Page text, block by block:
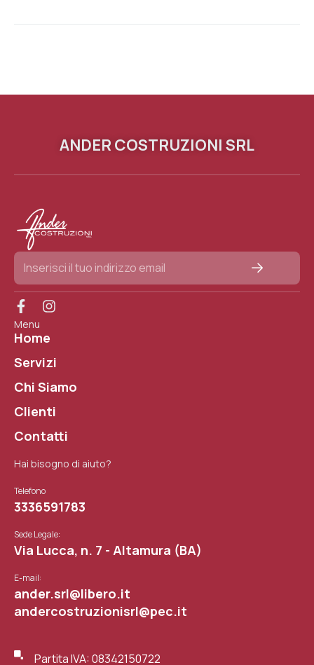
ANDER COSTRUZIONI SRL
Menu
Home
Servizi
Chi Siamo
Clienti
Contatti
Hai bisogno di aiuto?
Telefono
3336591783
Sede Legale:
Via Lucca, n. 7 - Altamura (BA)
E-mail:
ander.srl@libero.it
andercostruzionisrl@pec.it
Partita IVA: 08342150722